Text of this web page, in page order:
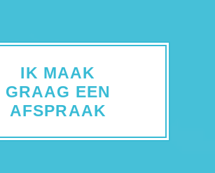
IK MAAK
GRAAG EEN
AFSPRAAK